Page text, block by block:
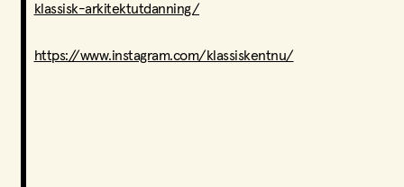
klassisk-arkitektutdanning/
https://www.instagram.com/klassiskentnu/